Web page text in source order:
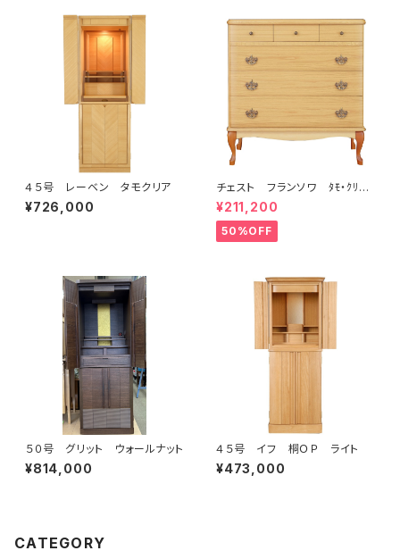
４５号 レーベン タモクリア
¥726,000
チェスト フランソワ ﾀﾓ・ｸﾘｱ
／15722
¥211,200
50%OFF
５０号 グリット ウォールナット
¥814,000
４５号 イフ 桐ＯＰ ライト
¥473,000
CATEGORY